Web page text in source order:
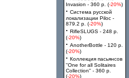
Invasion - 360 p. (-20%)
· Система русской
локализации Piloc -
879.2 p. (-20%)
· RifleSLUGS - 248 p.
(-20%)
· AnotherBottle - 120 p.
(-20%)
· Коллекция пасьянсов
''One for all Solitaires
Collection'' - 360 p.
(-20%)